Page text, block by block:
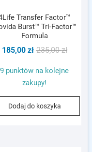
Transfer Factor™
Burst™ Tri-Factor™
Formula
235,00zł
185,00 zł
wynosi:
9 punktów na kolejne
zakupy!
Dodaj do koszyka